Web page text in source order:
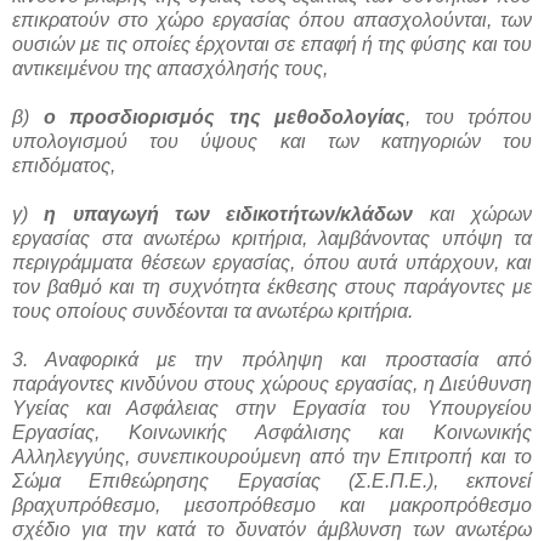
επικρατούν στο χώρο εργασίας όπου απασχολούνται, των
ουσιών με τις οποίες έρχονται σε επαφή ή της φύσης και του
αντικειμένου της απασχόλησής τους,
β) ο προσδιορισμός της μεθοδολογίας, του τρόπου
υπολογισμού του ύψους και των κατηγοριών του
επιδόματος,
γ)η υπαγωγή των ειδικοτήτων/κλάδων και χώρων
εργασίας στα ανωτέρω κριτήρια, λαμβάνοντας υπόψη τα
περιγράμματα θέσεων εργασίας, όπου αυτά υπάρχουν, και
τον βαθμό και τη συχνότητα έκθεσης στους παράγοντες με
τους οποίους συνδέονται τα ανωτέρω κριτήρια.
3. Αναφορικά με την πρόληψη και προστασία από
παράγοντες κινδύνου στους χώρους εργασίας, η Διεύθυνση
Υγείας και Ασφάλειας στην Εργασία του Υπουργείου
Εργασίας, Κοινωνικής Ασφάλισης και Κοινωνικής
Αλληλεγγύης, συνεπικουρούμενη από την Επιτροπή και το
Σώμα Επιθεώρησης Εργασίας (Σ.Ε.Π.Ε.), εκπονεί
βραχυπρόθεσμο, μεσοπρόθεσμο και μακροπρόθεσμο
σχέδιο για την κατά το δυνατόν άμβλυνση των ανωτέρω